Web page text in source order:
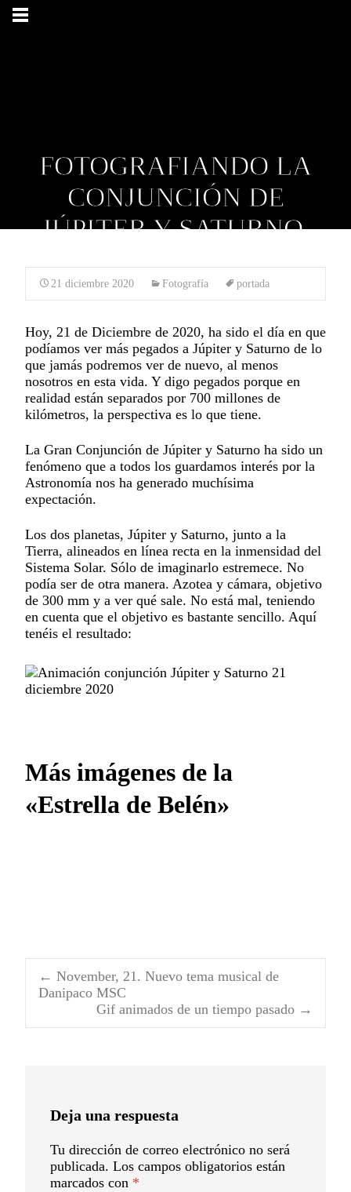
FOTOGRAFIANDO LA
CONJUNCIÓN DE
JÚPITER Y SATURNO.
21 diciembre 2020 Fotografía portada
Hoy, 21 de Diciembre de 2020, ha sido el día en que
podíamos ver más pegados a Júpiter y Saturno de lo
que jamás podremos ver de nuevo, al menos
nosotros en esta vida. Y digo pegados porque en
realidad están separados por 700 millones de
kilómetros, la perspectiva es lo que tiene.
La Gran Conjunción de Júpiter y Saturno ha sido un
fenómeno que a todos los guardamos interés por la
Astronomía nos ha generado muchísima
expectación.
Los dos planetas, Júpiter y Saturno, junto a la
Tierra, alineados en línea recta en la inmensidad del
Sistema Solar. Sólo de imaginarlo estremece. No
podía ser de otra manera. Azotea y cámara, objetivo
de 300 mm y a ver qué sale. No está mal, teniendo
en cuenta que el objetivo es bastante sencillo. Aquí
tenéis el resultado:
Más imágenes de la
«Estrella de Belén»
Navegación
de
← November, 21. Nuevo tema musical de
Danipaco MSC
Gif animados de un tiempo pasado →
Deja una respuesta
Tu dirección de correo electrónico no será
publicada. Los campos obligatorios están
marcados con *